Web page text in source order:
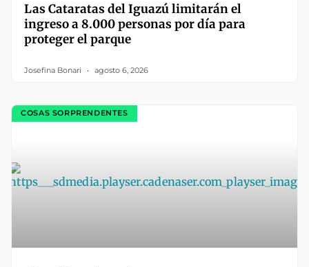
Las Cataratas del Iguazú limitarán el
ingreso a 8.000 personas por día para
proteger el parque
Josefina Bonari agosto 6, 2026
COSAS SORPRENDENTES